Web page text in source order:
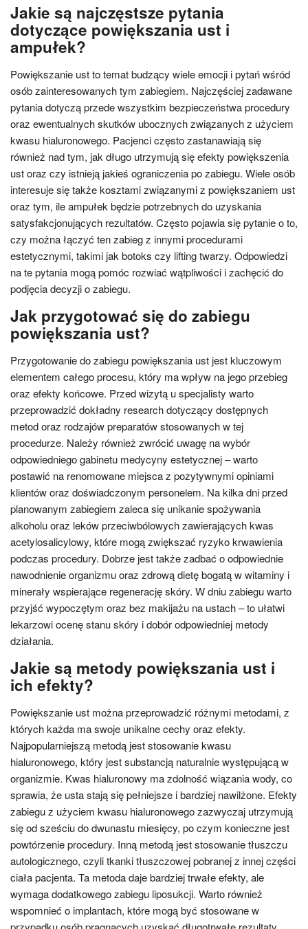
Jakie są najczęstsze pytania
dotyczące powiększania ust i
ampułek?
Powiększanie ust to temat budzący wiele emocji i pytań wśród
osób zainteresowanych tym zabiegiem. Najczęściej zadawane
pytania dotyczą przede wszystkim bezpieczeństwa procedury
oraz ewentualnych skutków ubocznych związanych z użyciem
kwasu hialuronowego. Pacjenci często zastanawiają się
również nad tym, jak długo utrzymują się efekty powiększenia
ust oraz czy istnieją jakieś ograniczenia po zabiegu. Wiele osób
interesuje się także kosztami związanymi z powiększaniem ust
oraz tym, ile ampułek będzie potrzebnych do uzyskania
satysfakcjonujących rezultatów. Często pojawia się pytanie o to,
czy można łączyć ten zabieg z innymi procedurami
estetycznymi, takimi jak botoks czy lifting twarzy. Odpowiedzi
na te pytania mogą pomóc rozwiać wątpliwości i zachęcić do
podjęcia decyzji o zabiegu.
Jak przygotować się do zabiegu
powiększania ust?
Przygotowanie do zabiegu powiększania ust jest kluczowym
elementem całego procesu, który ma wpływ na jego przebieg
oraz efekty końcowe. Przed wizytą u specjalisty warto
przeprowadzić dokładny research dotyczący dostępnych
metod oraz rodzajów preparatów stosowanych w tej
procedurze. Należy również zwrócić uwagę na wybór
odpowiedniego gabinetu medycyny estetycznej – warto
postawić na renomowane miejsca z pozytywnymi opiniami
klientów oraz doświadczonym personelem. Na kilka dni przed
planowanym zabiegiem zaleca się unikanie spożywania
alkoholu oraz leków przeciwbólowych zawierających kwas
acetylosalicylowy, które mogą zwiększać ryzyko krwawienia
podczas procedury. Dobrze jest także zadbać o odpowiednie
nawodnienie organizmu oraz zdrową dietę bogatą w witaminy i
minerały wspierające regenerację skóry. W dniu zabiegu warto
przyjść wypoczętym oraz bez makijażu na ustach – to ułatwi
lekarzowi ocenę stanu skóry i dobór odpowiedniej metody
działania.
Jakie są metody powiększania ust i
ich efekty?
Powiększanie ust można przeprowadzić różnymi metodami, z
których każda ma swoje unikalne cechy oraz efekty.
Najpopularniejszą metodą jest stosowanie kwasu
hialuronowego, który jest substancją naturalnie występującą w
organizmie. Kwas hialuronowy ma zdolność wiązania wody, co
sprawia, że usta stają się pełniejsze i bardziej nawilżone. Efekty
zabiegu z użyciem kwasu hialuronowego zazwyczaj utrzymują
się od sześciu do dwunastu miesięcy, po czym konieczne jest
powtórzenie procedury. Inną metodą jest stosowanie tłuszczu
autologicznego, czyli tkanki tłuszczowej pobranej z innej części
ciała pacjenta. Ta metoda daje bardziej trwałe efekty, ale
wymaga dodatkowego zabiegu liposukcji. Warto również
wspomnieć o implantach, które mogą być stosowane w